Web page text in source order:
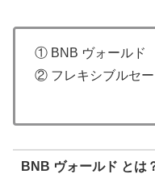
① BNB ヴォールド
② フレキシブルセ
BNB ヴォールド とは